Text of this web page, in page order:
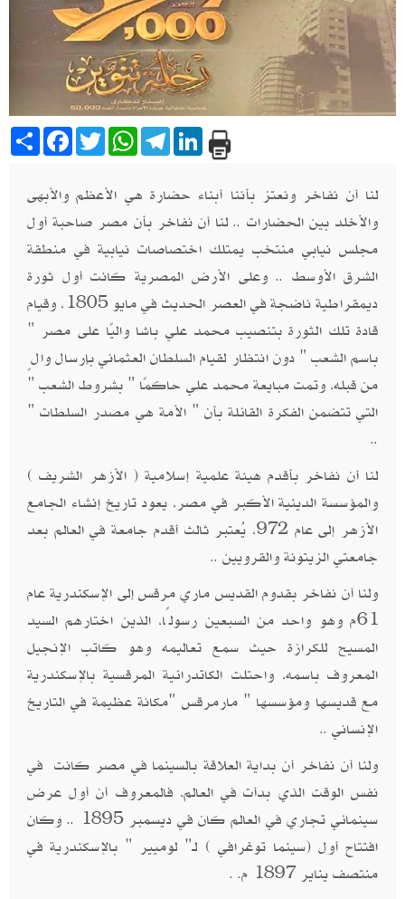
Share Facebook
TwitterWhatsAppTelegramLinkedIn
لنا أن نفاخر ونعتز بأننا أبناء حضارة هي الأعظم والأبهى
والأخلد بين الحضارات .. لنا أن نفاخر بأن مصر صاحبة أول
مجلس نيابي منتخب يمتلك اختصاصات نيابية في منطقة
الشرق الأوسط .. وعلى الأرض المصرية كانت أول ثورة
ديمقراطية ناضجة في العصر الحديث في مايو 1805، وقيام
قادة تلك الثورة بتنصيب محمد علي باشا واليًا على مصر "
باسم الشعب " دون انتظار لقيام السلطان العثماني بإرسال والٍ
من قبله، وتمت مبايعة محمد علي حاكمًا " بشروط الشعب "
التي تتضمن الفكرة القائلة بأن " الأمة هي مصدر السلطات "
..
لنا أن نفاخر بأقدم هيئة علمية إسلامية ( الأزهر الشريف )
والمؤسسة الدينية الأكبر في مصر، يعود تاريخ إنشاء الجامع
الأزهر إلى عام 972، يُعتبر ثالث أقدم جامعة في العالم بعد
جامعتي الزيتونة والقرويين ..
ولنا أن نفاخر بقدوم القديس ماري مرقس إلى الإسكندرية عام
61م وهو واحد من السبعين رسولًا، الذين اختارهم السيد
المسيح للكرازة حيث سمع تعاليمه وهو كاتب الإنجيل
المعروف باسمه، واحتلت الكاتدرائية المرقسية بالإسكندرية
مع قديسها ومؤسسها " مارمرقس "مكانة عظيمة في التاريخ
الإنساني ..
ولنا أن نفاخر أن بداية العلاقة بالسينما في مصر كانت في
نفس الوقت الذي بدأت في العالم، فالمعروف أن أول عرض
سينمائي تجاري في العالم كان في ديسمبر 1895 .. وكان
افتتاح أول (سينما توغرافي ) لـ" لوميير " بالإسكندرية في
منتصف يناير 1897 م. .